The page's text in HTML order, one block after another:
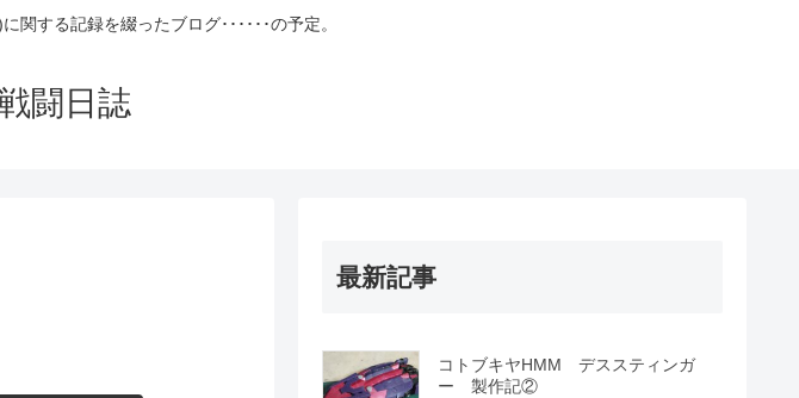
関する記録を綴ったブログ･･････の予定。
闘日誌
最新記事
コトブキヤHMM デススティンガ
ー 製作記②